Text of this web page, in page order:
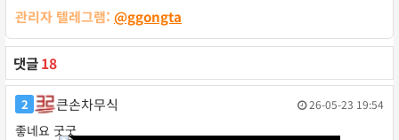
관리자 텔레그램: @ggongta
댓글18
2 큰손차무식 작성일
26-05-23 19:54
좋네요 굿굿